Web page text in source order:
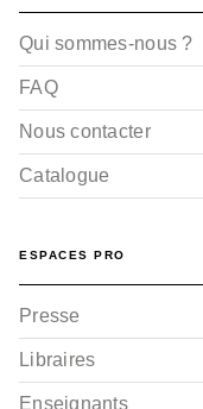
Qui sommes-nous ?
FAQ
Nous contacter
Catalogue
ESPACES PRO
Presse
Libraires
Enseignants